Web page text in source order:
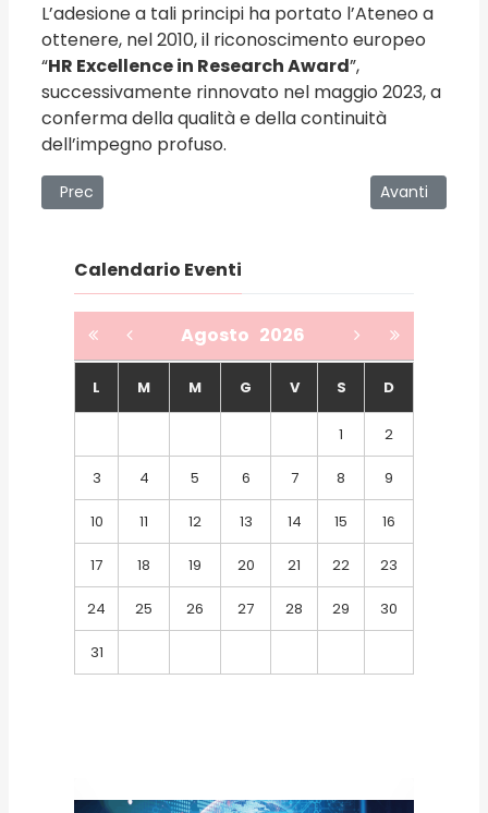
L’adesione a tali principi ha portato l’Ateneo a
ottenere, nel 2010, il riconoscimento europeo
“HR Excellence in Research Award”,
successivamente rinnovato nel maggio 2023, a
conferma della qualità e della continuità
dell’impegno profuso.
Articolo precedente: La Reliquia del Beato Puglisi a San
Prec Articolo
Avanti
Calendario Eventi
Agosto 2026
L M M G V S D
1 2
3 4 5 6 7 8 9
10 11 12 13 14 15 16
17 18 19 20 21 22 23
24 25 26 27 28 29 30
31